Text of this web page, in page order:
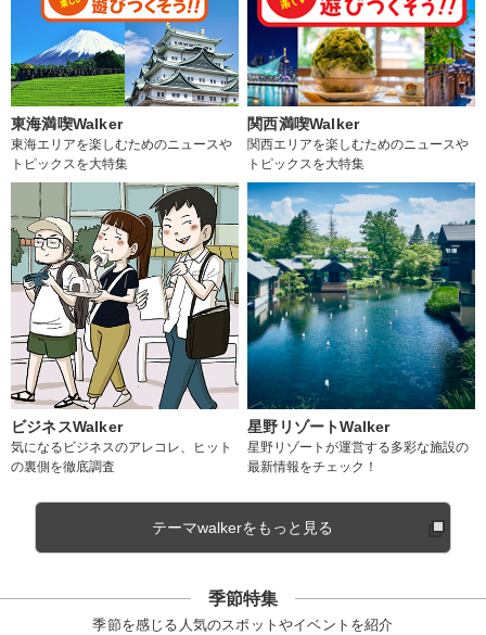
東海満喫Walker
東海エリアを楽しむためのニュースや
トピックスを大特集
関西満喫Walker
関西エリアを楽しむためのニュースや
トピックスを大特集
ビジネスWalker
気になるビジネスのアレコレ、ヒット
の裏側を徹底調査
星野リゾートWalker
星野リゾートが運営する多彩な施設の
最新情報をチェック！
テーマwalkerをもっと見る
季節特集
季節を感じる人気のスポットやイベントを紹介